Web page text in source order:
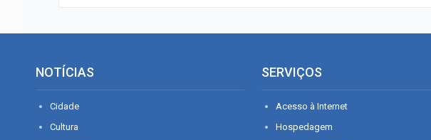
NOTÍCIAS
Cidade
Cultura
SERVIÇOS
Acesso à Internet
Hospedagem